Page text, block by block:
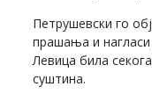
Петрушевски го
прашања и
Левица била
суштина.